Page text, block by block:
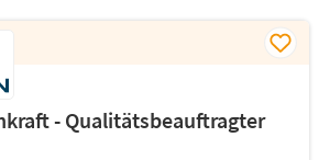
- Qualitätsbeauftragter